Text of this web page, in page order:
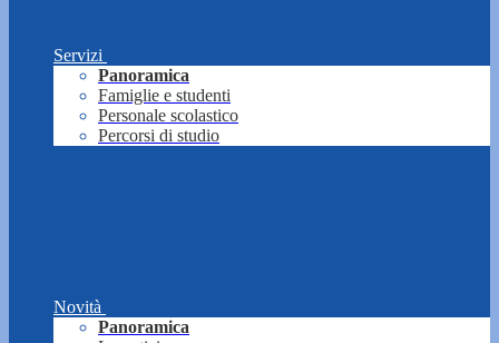
Servizi
Panoramica
Famiglie e studenti
Personale scolastico
Percorsi di studio
Novità
Panoramica